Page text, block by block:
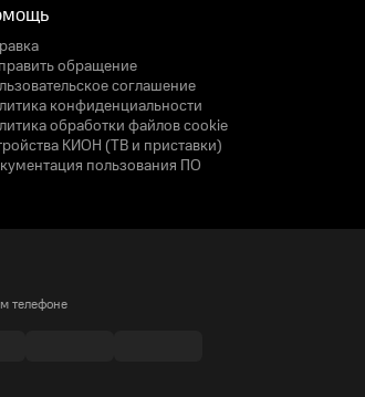
обращение
соглашение
конфиденциальности
обработки файлов cookie
КИОН (ТВ и приставки)
пользования ПО
телефоне